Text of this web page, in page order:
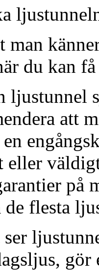
man
du kan
ljustunnel
att
eller
på
flesta